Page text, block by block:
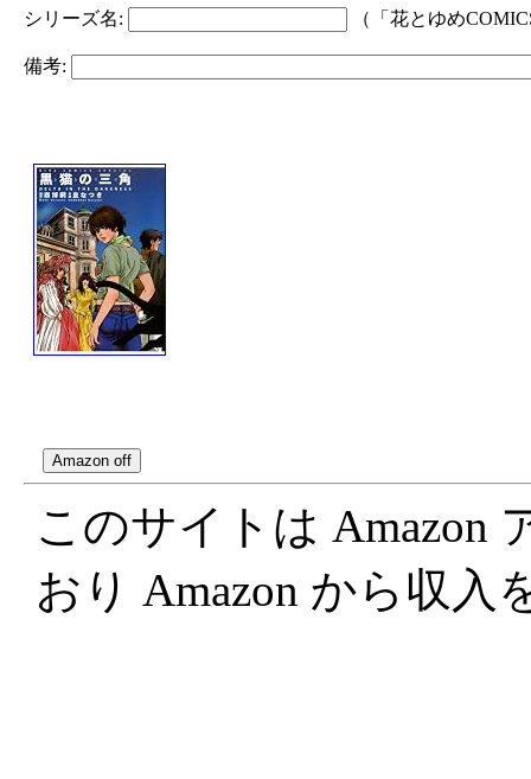
シリーズ名: （「花とゆめ
備考:
このサイトは Amazon
おり Amazon から収入